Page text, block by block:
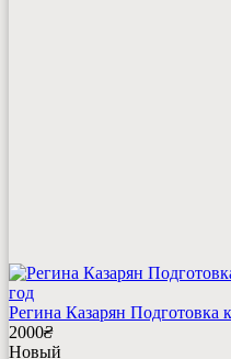
Регина Казарян Подготовка
2000₴
Новый